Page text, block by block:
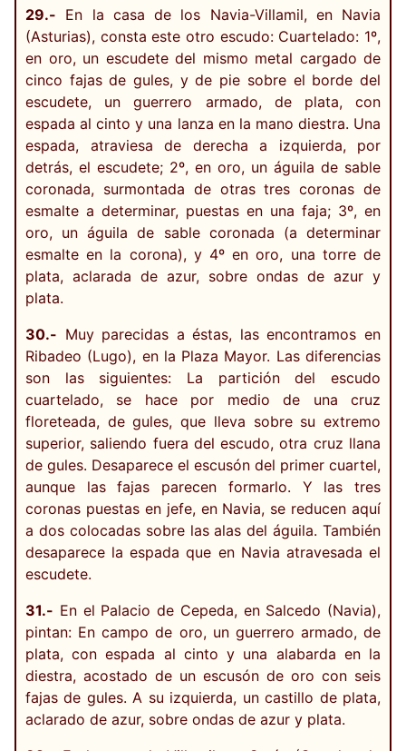
29.- En la casa de los Navia-Villamil, en Navia
(Asturias), consta este otro escudo: Cuartelado: 1º,
en oro, un escudete del mismo metal cargado de
cinco fajas de gules, y de pie sobre el borde del
escudete, un guerrero armado, de plata, con
espada al cinto y una lanza en la mano diestra. Una
espada, atraviesa de derecha a izquierda, por
detrás, el escudete; 2º, en oro, un águila de sable
coronada, surmontada de otras tres coronas de
esmalte a determinar, puestas en una faja; 3º, en
oro, un águila de sable coronada (a determinar
esmalte en la corona), y 4º en oro, una torre de
plata, aclarada de azur, sobre ondas de azur y
plata.
30.- Muy parecidas a éstas, las encontramos en
Ribadeo (Lugo), en la Plaza Mayor. Las diferencias
son las siguientes: La partición del escudo
cuartelado, se hace por medio de una cruz
floreteada, de gules, que lleva sobre su extremo
superior, saliendo fuera del escudo, otra cruz llana
de gules. Desaparece el escusón del primer cuartel,
aunque las fajas parecen formarlo. Y las tres
coronas puestas en jefe, en Navia, se reducen aquí
a dos colocadas sobre las alas del águila. También
desaparece la espada que en Navia atravesada el
escudete.
31.- En el Palacio de Cepeda, en Salcedo (Navia),
pintan: En campo de oro, un guerrero armado, de
plata, con espada al cinto y una alabarda en la
diestra, acostado de un escusón de oro con seis
fajas de gules. A su izquierda, un castillo de plata,
aclarado de azur, sobre ondas de azur y plata.